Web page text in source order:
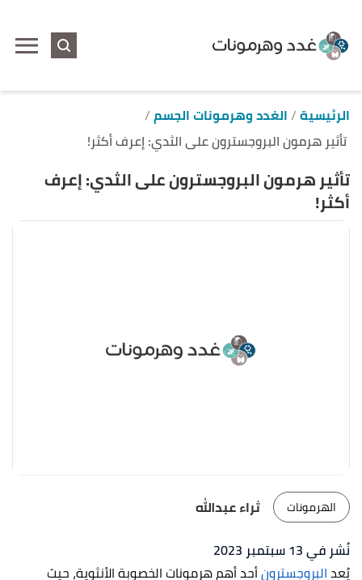
الرئيسية الغدد وهرمونات الجسم
تأثير هرمون البروجسترون على الثدي: إعرف أكثر!
تأثير هرمون البروجسترون على الثدي: إعرف
أكثر!
الهرمونات
ثراء عبدالله
نُشر في 13 سبتمبر 2023
يُعدالبروجسترونأحد أهم هرمونات الخصوبة الأنثوية، حيث